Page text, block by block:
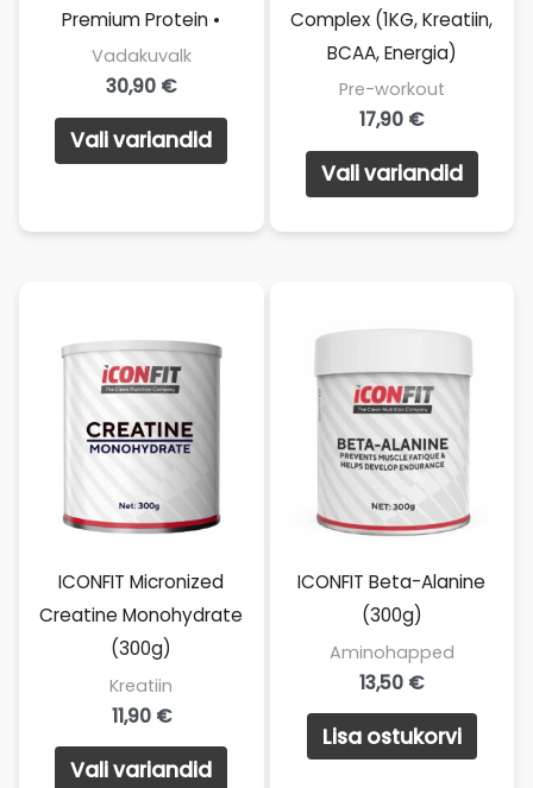
Premium Protein •
Vadakuvalk
30,90 €
Vali variandid
Sellel
tootel
tootelehel.
Complex (1KG, Kreatiin,
BCAA, Energia)
Pre-workout
17,90 €
Vali variandid
Sellel
ICONFIT Micronized
Creatine Monohydrate
(300g)
Kreatiin
11,90 €
Vali variandid
Sellel
ICONFIT Beta-Alanine
(300g)
Aminohapped
13,50 €
Lisa ostukorvi